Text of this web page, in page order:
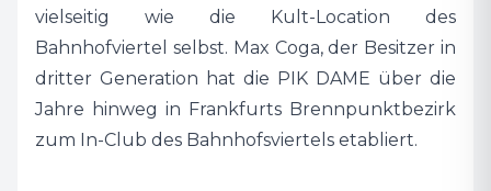
und freue mich auf maßlose Lacher.’’, resümiert
Max Coga.
Die Veranstalterin, Katharina Eifert freut sich
gleichermaßen auf die Zusammenarbeit: „Wir
vielseitig wie die Kult-Location des
Bahnhofviertel selbst. Max Coga, der Besitzer in
dritter Generation hat die PIK DAME über die
Jahre hinweg in Frankfurts Brennpunktbezirk
zum In-Club des Bahnhofsviertels etabliert.